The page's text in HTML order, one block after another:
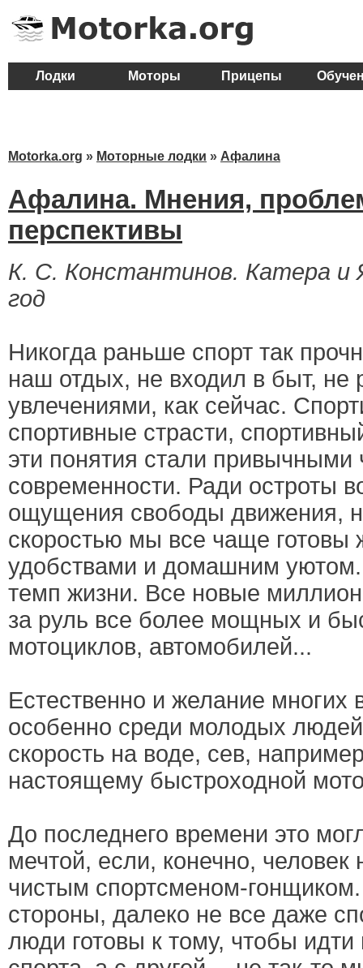
Лодки Моторы Прицепы
Motorka.org » Моторные лодки » Афалина
Афалина. Мнения,
перспективы
К. С. Константинов. Катера
год
Никогда раньше спорт так
наш отдых, не входил в быт, не
увлечениями, как сейчас.
спортивные страсти,
эти понятия стали привычными
современности. Ради остроты
ощущения свободы движения,
скоростью мы все чаще готовы
удобствами и домашним
темп жизни. Все новые
за руль все более мощных и
мотоциклов, автомобилей...
Естественно и желание многих
особенно среди молодых
скорость на воде, сев,
настоящему быстроходной
До последнего времени это
мечтой, если, конечно, человек
чистым спортсменом-
стороны, далеко не все даже
люди готовы к тому, чтобы